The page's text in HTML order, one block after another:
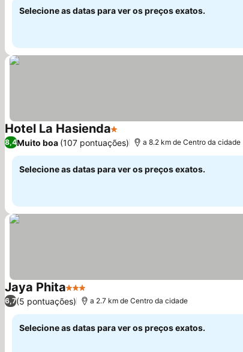
Selecione as datas para ver os preços exatos.
Hotel La Hasienda1 Estrelas
Ver preços
8,4Muito boa (107 pontuações) a 8.2 km de Centro da cidade
Selecione as datas para ver os preços exatos.
Jaya Phita3 Estrelas
6,7(5 pontuações) a 2.7 km de Centro da cidade
Selecione as datas para ver os preços exatos.